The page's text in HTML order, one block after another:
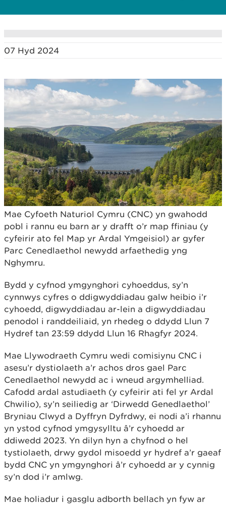
07 Hyd 2024
Mae Cyfoeth Naturiol Cymru (CNC) yn gwahodd
pobl i rannu eu barn ar y drafft o’r map ffiniau (y
cyfeirir ato fel Map yr Ardal Ymgeisiol) ar gyfer
Parc Cenedlaethol newydd arfaethedig yng
Nghymru.
Bydd y cyfnod ymgynghori cyhoeddus, sy’n
cynnwys cyfres o ddigwyddiadau galw heibio i’r
cyhoedd, digwyddiadau ar-lein a digwyddiadau
penodol i randdeiliaid, yn rhedeg o ddydd Llun 7
Hydref tan 23:59 ddydd Llun 16 Rhagfyr 2024.
Mae Llywodraeth Cymru wedi comisiynu CNC i
asesu’r dystiolaeth a’r achos dros gael Parc
Cenedlaethol newydd ac i wneud argymhelliad.
Cafodd ardal astudiaeth (y cyfeirir ati fel yr Ardal
Chwilio), sy’n seiliedig ar ‘Dirwedd Genedlaethol’
Bryniau Clwyd a Dyffryn Dyfrdwy, ei nodi a’i rhannu
yn ystod cyfnod ymgysylltu â’r cyhoedd ar
ddiwedd 2023. Yn dilyn hyn a chyfnod o hel
tystiolaeth, drwy gydol misoedd yr hydref a’r gaeaf
bydd CNC yn ymgynghori â’r cyhoedd ar y cynnig
sy’n dod i’r amlwg.
Mae holiadur i gasglu adborth bellach yn fyw ar